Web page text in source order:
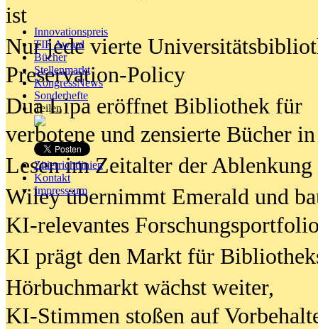
Innovationspreis
TIP Award
Bücher
Stellenmarkt
KongressNews
Sonderhefte
Teilen
Zitierrichtlinien
Kontakt
Impresssum
ist
Nur jede vierte
Preservation-Policy
Dua Lipa eröffnet Bibliothek für
verbotene und zensierte Bücher
Lesen im Zeitalter der Ablenkung
Wiley übernimmt Emerald und
KI-relevantes
KI prägt den Markt für
Hörbuchmarkt wächst weiter,
KI-Stimmen stoßen auf